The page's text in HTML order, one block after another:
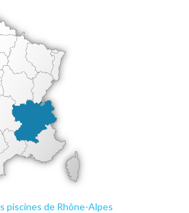
piscines de Rhône-Alpes